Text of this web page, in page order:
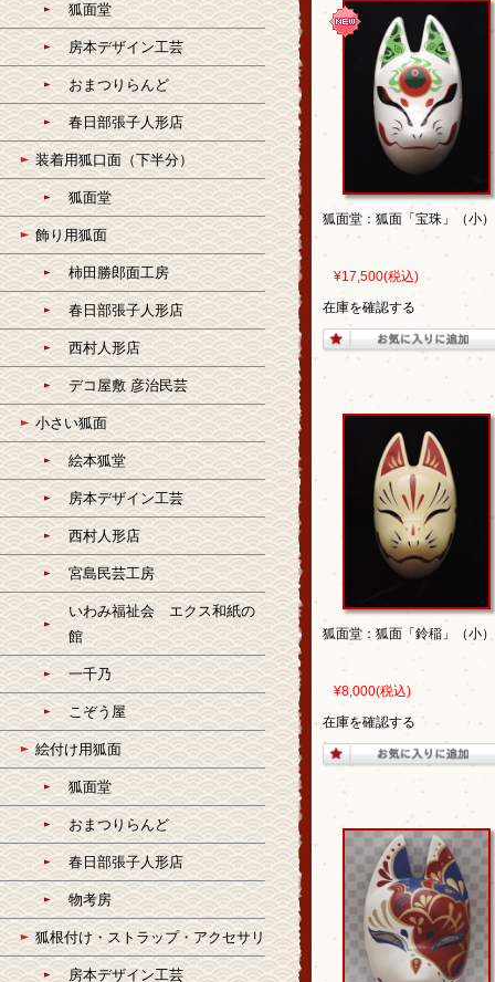
狐面堂：狐面「宝珠」（小）
¥17,500(税込)
在庫を確認する
狐面堂：狐面「鈴稲」（小）
¥8,000(税込)
在庫を確認する
狐面堂
房本デザイン工芸
おまつりらんど
春日部張子人形店
装着用狐口面（下半分）
狐面堂
飾り用狐面
柿田勝郎面工房
春日部張子人形店
西村人形店
デコ屋敷 彦治民芸
小さい狐面
絵本狐堂
房本デザイン工芸
西村人形店
宮島民芸工房
いわみ福祉会 エクス和紙の
館
一千乃
こぞう屋
絵付け用狐面
狐面堂
おまつりらんど
春日部張子人形店
物考房
狐根付け・ストラップ・アクセサリ
房本デザイン工芸